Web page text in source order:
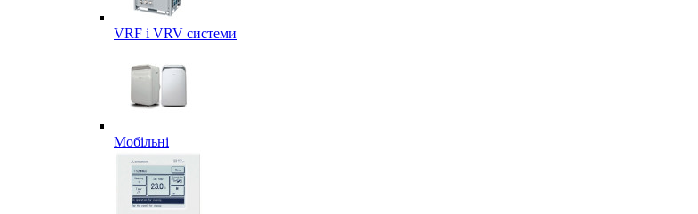
VRF і VRV системи
Мобільні